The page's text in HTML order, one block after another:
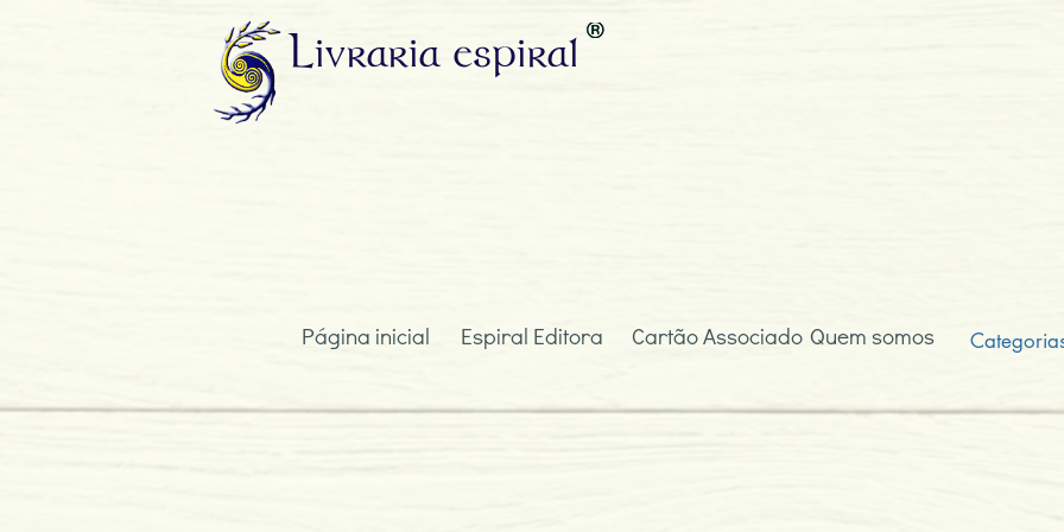
Livraria espiral
Página inicial Espiral Editora Cartão Associado Quem somos